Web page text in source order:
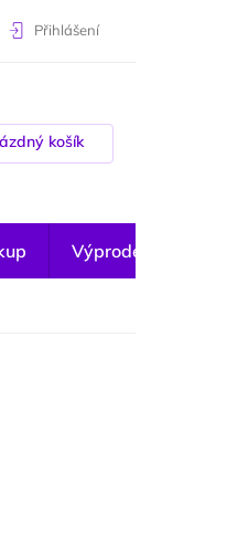
Přihlášení
košík
košík
Výprodej